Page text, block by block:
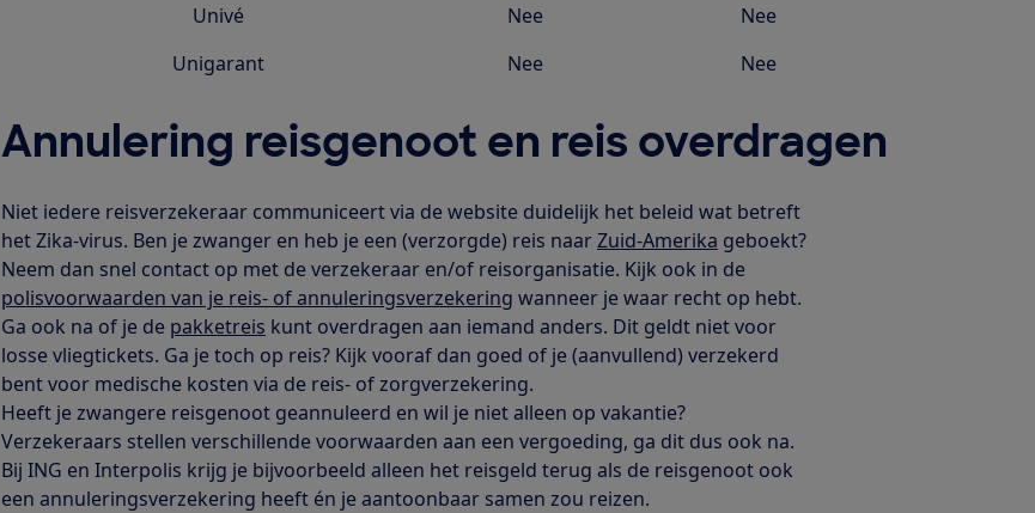
Univé
Nee
Nee
Unigarant
Nee Nee
Annulering reisgenoot en reis overdragen
Niet iedere reisverzekeraar communiceert via de website duidelijk het beleid wat betreft
het Zika-virus. Ben je zwanger en heb je een (verzorgde) reis naarZuid-Amerika geboekt?
Neem dan snel contact op met de verzekeraar en/of reisorganisatie. Kijk ook in de
polisvoorwaarden van je reis- of annuleringsverzekering wanneer je waar recht op hebt.
Ga ook na of je de pakketreis kunt overdragen aan iemand anders. Dit geldt niet voor
losse vliegtickets. Ga je toch op reis? Kijk vooraf dan goed of je (aanvullend) verzekerd
bent voor medische kosten via de reis- of zorgverzekering.
Heeft je zwangere reisgenoot geannuleerd en wil je niet alleen op vakantie?
Verzekeraars stellen verschillende voorwaarden aan een vergoeding, ga dit dus ook na.
Bij ING en Interpolis krijg je bijvoorbeeld alleen het reisgeld terug als de reisgenoot ook
een annuleringsverzekering heeft én je aantoonbaar samen zou reizen.